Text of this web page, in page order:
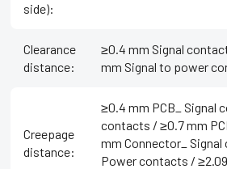
side):
Clearance
distance:
≥0.4 mm Signal
mm Signal to power
Creepage
distance:
≥0.4 mm PCB_ Signal
contacts / ≥0.7 mm
mm Connector_ Signal
Power contacts /